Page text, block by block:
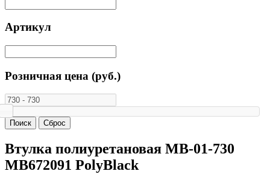
Артикул
Розничная цена (руб.)
Втулка полиуретановая MB-01-730
MB672091 PolyBlack